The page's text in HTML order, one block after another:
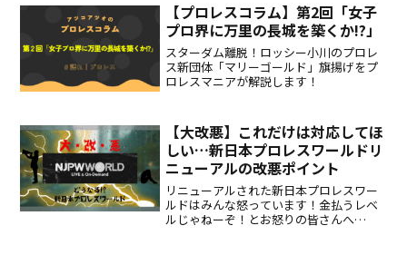
【プロレスコラム】第2回「女子
プロ界に万里の長城を築くか!?」
スターダム離脱！ロッシー小川のプロレ
ス新団体「マリーゴールド」旗揚げをプ
ロレスマニアが解説します！
【大改悪】これだけは対応してほ
しい…新日本プロレスワールドリ
ニューアルの改悪ポイント
リニューアルされた新日本プロレスワー
ルドはみんな怒っています！金払うレベ
ルじゃねーぞ！とお怒りの皆さんへ…